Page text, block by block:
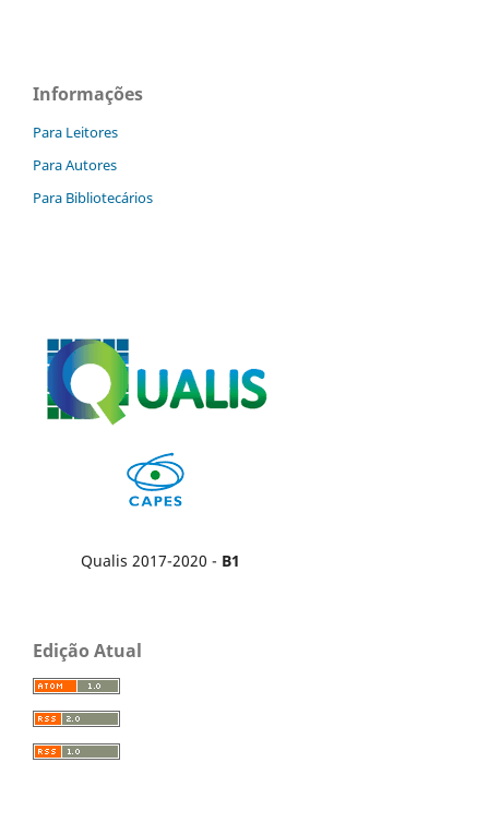
Informações
Para Leitores
Para Autores
Para Bibliotecários
Qualis 2017-2020 - B1
Edição Atual